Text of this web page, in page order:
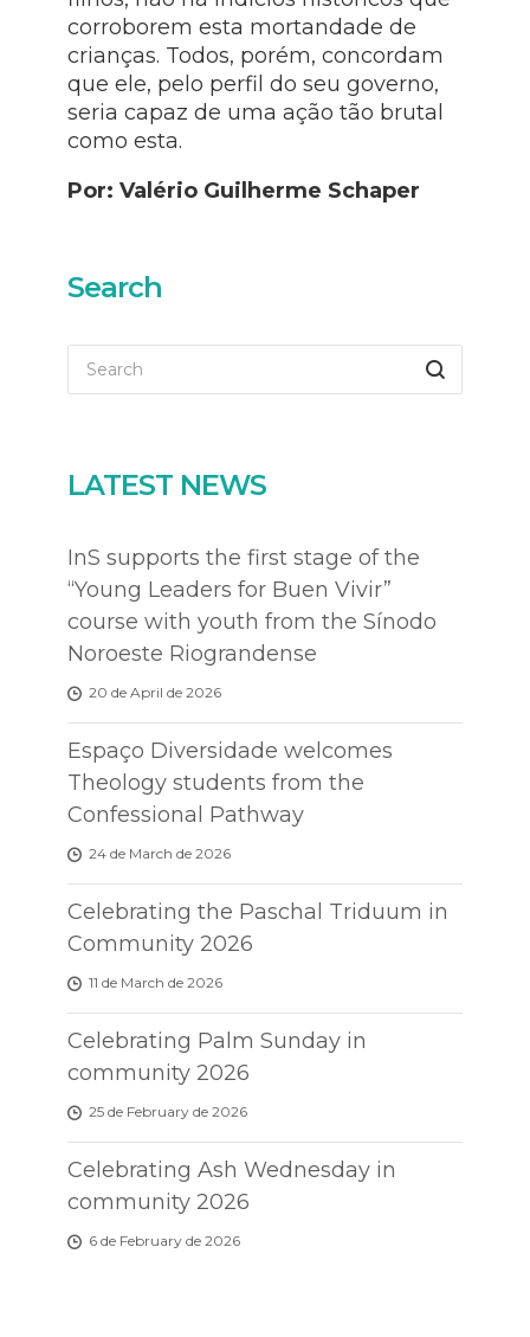
corroborem esta mortandade de
crianças. Todos, porém, concordam
que ele, pelo perfil do seu governo,
seria capaz de uma ação tão brutal
como esta.
Por: Valério Guilherme Schaper
Search
LATEST NEWS
InS supports the first stage of the
“Young Leaders for Buen Vivir”
course with youth from the Sínodo
Noroeste Riograndense
20 de April de 2026
Espaço Diversidade welcomes
Theology students from the
Confessional Pathway
24 de March de 2026
Celebrating the Paschal Triduum in
Community 2026
11 de March de 2026
Celebrating Palm Sunday in
community 2026
25 de February de 2026
Celebrating Ash Wednesday in
community 2026
6 de February de 2026